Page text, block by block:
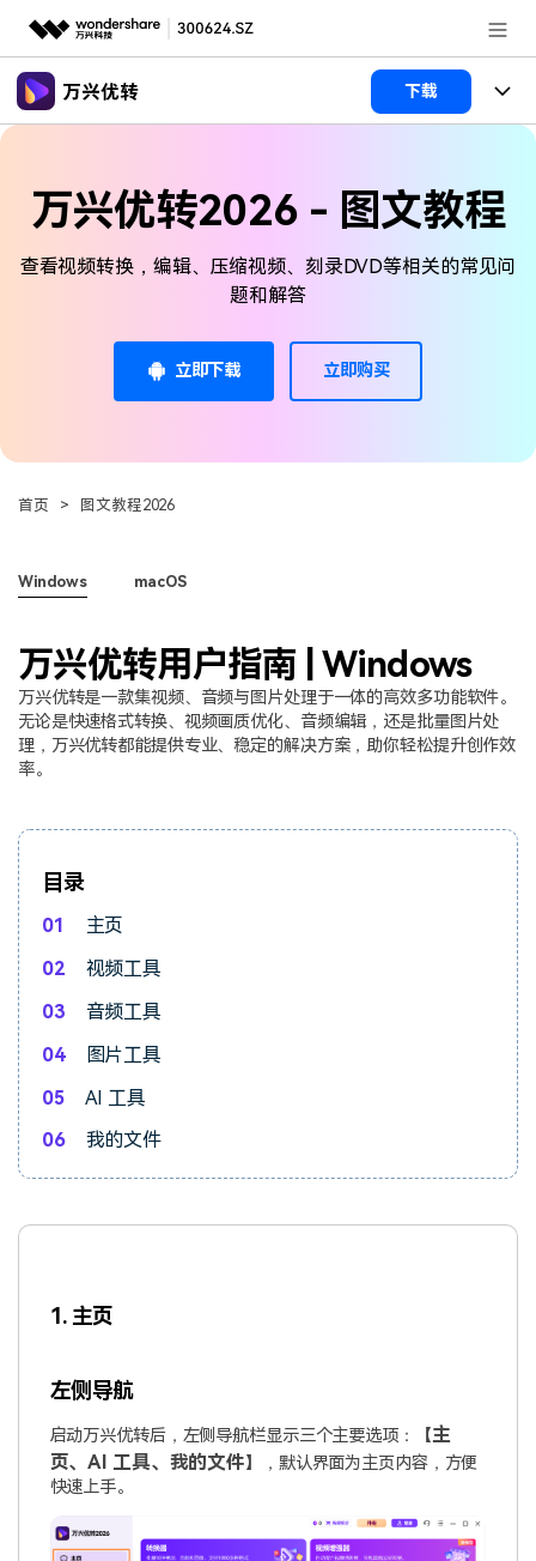
推荐产品
新闻中心
关于万兴
下载
功能
视频裁剪
视频合并
视频转换
视频压缩
视频分割
视频转GIF
追踪裁剪
智能抠像
多功能工具箱
文章资讯
视频编辑
DVD刻录
万兴优转2026 - 图文教程
查看视频转换，编辑、压缩视频、刻录DVD等相关的常见问
题和解答
立即下载 立即购买
首页 > 图文教程2026
Windows macOS
万兴优转用户指南 | Windows
万兴优转是一款集视频、音频与图片处理于一体的高效多功能软件。
无论是快速格式转换、视频画质优化、音频编辑，还是批量图片处
理，万兴优转都能提供专业、稳定的解决方案，助你轻松提升创作效
率。
目录
01
主页
02
视频工具
03
音频工具
04
图片工具
05
AI 工具
06
我的文件
1. 主页
左侧导航
启动万兴优转后，左侧导航栏显示三个主要选项：【主
页、AI 工具、我的文件】，默认界面为主页内容，方便
快速上手。